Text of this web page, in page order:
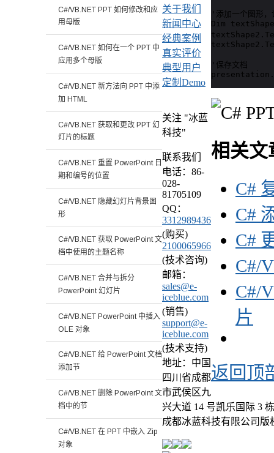
'添加一个图形
Dim
'保存文档
相关文
C#
C#
C#
C#/
C#/
片
返回顶
C#/VB.NET PPT 如何修改和应
用母版
C#/VB.NET 如何在一个 PPT 中
应用多个母版
C#/VB.NET 新方法向 PPT 中添
加 HTML
C#/VB.NET 获取和更改 PPT 幻
灯片的标题
C#/VB.NET 重置 PowerPoint 日
期和编号的位置
C#/VB.NET 隐藏幻灯片背景图
形
C#/VB.NET 获取 PowerPoint 文
档中使用的主题名称
C#/VB.NET 合并与拆分
PowerPoint 幻灯片
C#/VB.NET PowerPoint 中插入
OLE 对象
C#/VB.NET 给 PowerPoint 文档
添加节
C#/VB.NET 删除 PowerPoint 文
档中的节
C#/VB.NET 在 PPT 中嵌入 Zip
对象
关于我们
新闻中心
经典案例
真实评价
典型用户
定制Demo
关注 "冰蓝
科技"
联系我们
电话：86-
028-
81705109
QQ：
3312989436
(购买)
2100065966
(技术咨询)
邮箱：
sales@e-
iceblue.com
(销售)
support@e-
iceblue.com
(技术支持)
地址：中国
四川省成都
市武侯区九
兴大道 14 号凯乐国际 3
成都冰蓝科技有限公司版